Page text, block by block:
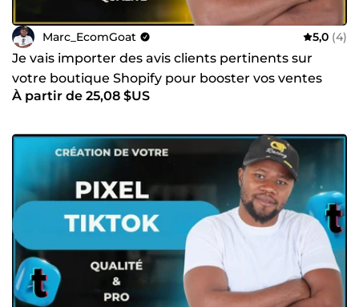
Marc_EcomGoat 5,0 (4)
Je vais importer des avis clients pertinents sur
votre boutique Shopify pour booster vos ventes
À partir de 25,08 $US